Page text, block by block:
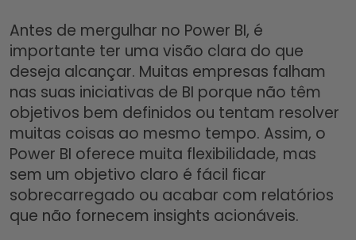
Antes de mergulhar no Power BI, é
importante ter uma visão clara do que
deseja alcançar. Muitas empresas falham
nas suas iniciativas de BI porque não têm
objetivos bem definidos ou tentam resolver
muitas coisas ao mesmo tempo. Assim, o
Power BI oferece muita flexibilidade, mas
sem um objetivo claro é fácil ficar
sobrecarregado ou acabar com relatórios
que não fornecem insights acionáveis.